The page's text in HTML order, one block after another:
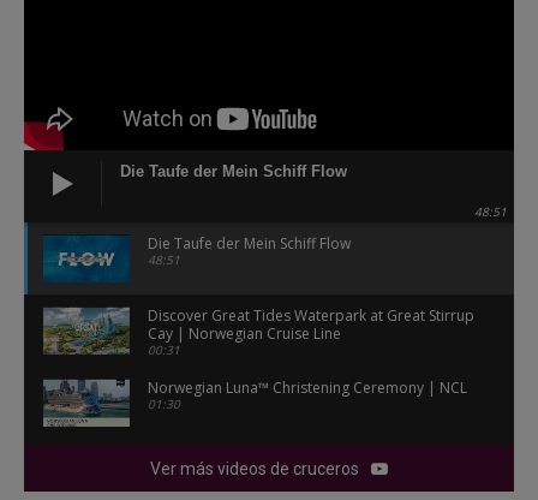
Die Taufe der Mein Schiff Flow
48:51
Die Taufe der Mein Schiff Flow
48:51
Discover Great Tides Waterpark at Great Stirrup
Cay | Norwegian Cruise Line
00:31
Norwegian Luna™ Christening Ceremony | NCL
01:30
Ver más videos de cruceros